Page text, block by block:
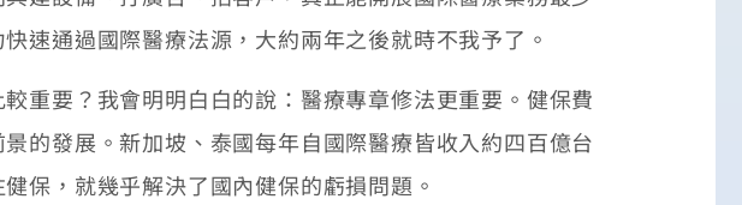
速通過國際醫療法源，大約兩年之後就時不我予了。
要？我會明明白白的說：醫療專章修法更重要。健保費
的發展。新加坡、泰國每年自國際醫療皆收入約四百億台
保，就幾乎解決了國內健保的虧損問題。